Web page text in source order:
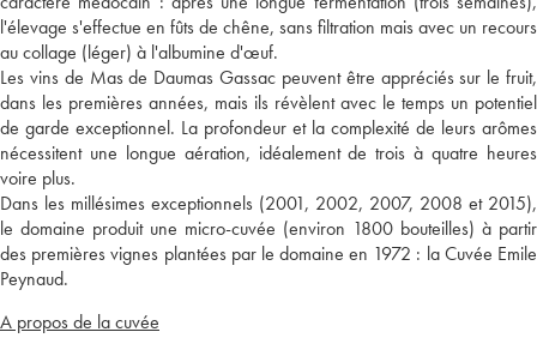
l'élevage s'effectue en fûts de chêne, sans filtration mais avec un recours
au collage (léger) à l'albumine d'œuf.
Les vins de Mas de Daumas Gassac peuvent être appréciés sur le fruit,
dans les premières années, mais ils révèlent avec le temps un potentiel
de garde exceptionnel. La profondeur et la complexité de leurs arômes
nécessitent une longue aération, idéalement de trois à quatre heures
voire plus.
Dans les millésimes exceptionnels (2001, 2002, 2007, 2008 et 2015),
le domaine produit une micro-cuvée (environ 1800 bouteilles) à partir
des premières vignes plantées par le domaine en 1972 : la Cuvée Emile
Peynaud.
A propos de la cuvée